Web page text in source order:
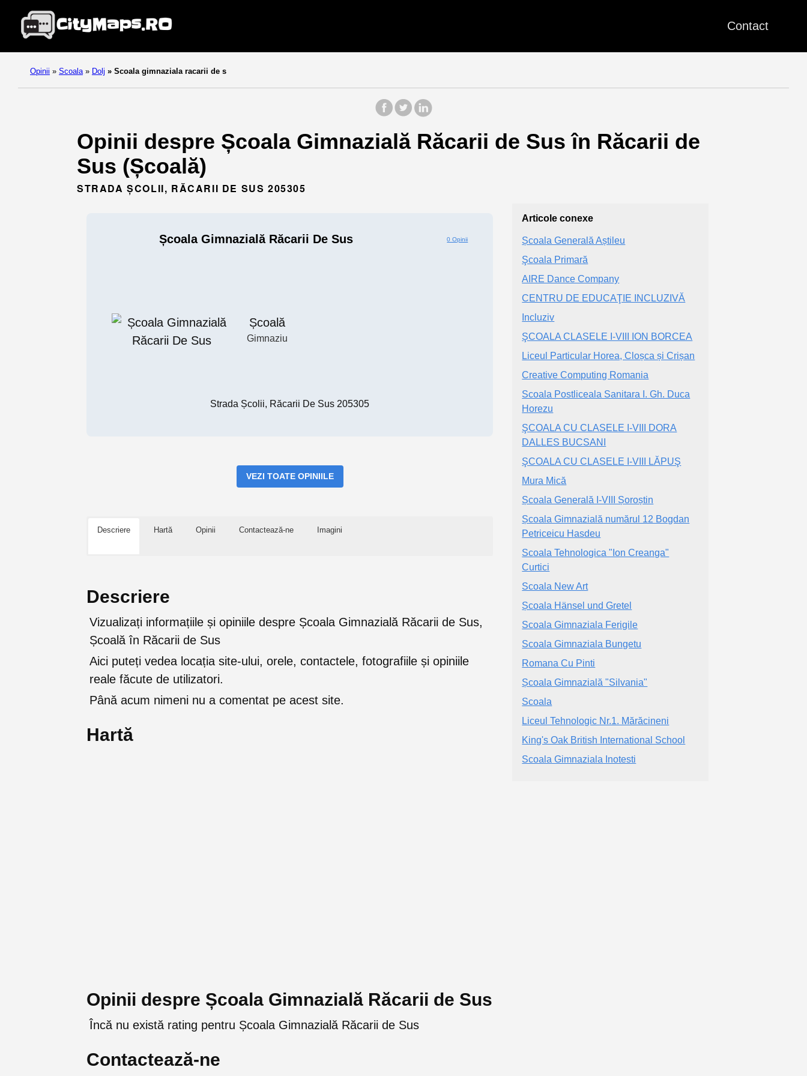
Contact
Opinii » Scoala » Dolj » Scoala gimnaziala racarii de s
Opinii despre Școala Gimnazială Răcarii de Sus în Răcarii de
Sus (Școală)
STRADA ȘCOLII, RĂCARII DE SUS 205305
Școala Gimnazială Răcarii De Sus 0 Opinii
Școală
Gimnaziu
Strada Școlii, Răcarii De Sus 205305
VEZI TOATE OPINIILE
Descriere Hartă Opinii Contactează-ne Imagini
Descriere
Vizualizați informațiile și opiniile despre Școala Gimnazială Răcarii de Sus,
Școală în Răcarii de Sus
Aici puteți vedea locația site-ului, orele, contactele, fotografiile și opiniile
reale făcute de utilizatori.
Până acum nimeni nu a comentat pe acest site.
Hartă
Opinii despre Școala Gimnazială Răcarii de Sus
Încă nu există rating pentru Școala Gimnazială Răcarii de Sus
Contactează-ne
Articole conexe
Școala Generală Aștileu
Şcoala Primară
AIRE Dance Company
CENTRU DE EDUCAŢIE INCLUZIVĂ
Incluziv
ŞCOALA CLASELE I-VIII ION BORCEA
Liceul Particular Horea, Cloșca și Crișan
Creative Computing Romania
Scoala Postliceala Sanitara I. Gh. Duca
Horezu
ŞCOALA CU CLASELE I-VIII DORA
DALLES BUCSANI
ŞCOALA CU CLASELE I-VIII LĂPUŞ
Mura Mică
Școala Generală I-VIII Șoroștin
Școala Gimnazială numărul 12 Bogdan
Petriceicu Hasdeu
Scoala Tehnologica "Ion Creanga"
Curtici
Scoala New Art
Școala Hänsel und Gretel
Scoala Gimnaziala Ferigile
Scoala Gimnaziala Bungetu
Romana Cu Pinti
Școala Gimnazială "Silvania"
Scoala
Liceul Tehnologic Nr.1. Mărăcineni
King's Oak British International School
Scoala Gimnaziala Inotesti